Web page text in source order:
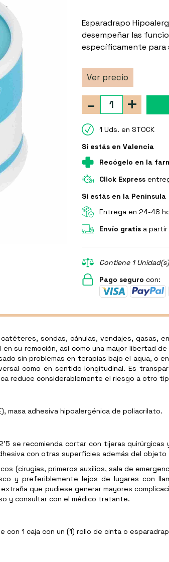
Esparadrapo
desempeñar las
específicamente para
Ver precio
+
-
1 Uds. en STOCK
Si estás en Valencia
Recógelo en la
Click Express
Si estás en la Península
Entrega en 24-48
Envío gratis a partir
Contiene 1
Pago seguro con:
sondas, cánulas, vendajes, gasas,
su remoción, así como una mayor libertad
sin problemas en terapias bajo el agua, o
como en sentido longitudinal. Es
reduce considerablemente el riesgo a otro
masa adhesiva hipoalergénica de poliacrilato.
se recomienda cortar con tijeras
con otras superficies además del
(cirugías, primeros auxilios, sala de
y preferiblemente lejos de lugares con
que pudiese generar mayores
y consultar con el médico tratante.
1 caja con un (1) rollo de cinta o